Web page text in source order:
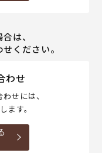
は、
ください。
わせ
せには、
ます。